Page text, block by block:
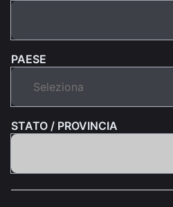
PAESE
STATO / PROVINCIA